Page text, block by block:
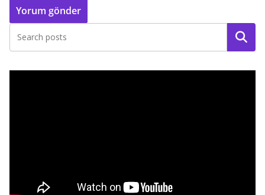
Ara